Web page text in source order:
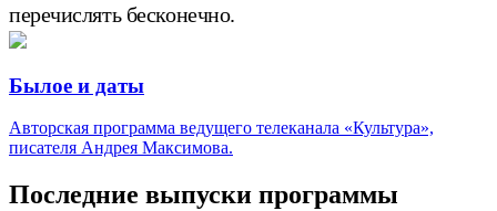
перечислять бесконечно.
Былое и даты
Авторская программа ведущего телеканала «Культура»,
писателя Андрея Максимова.
Последние выпуски программы